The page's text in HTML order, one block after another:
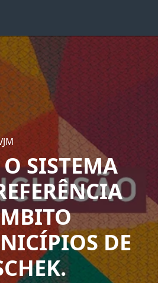
SISTEMA
DE